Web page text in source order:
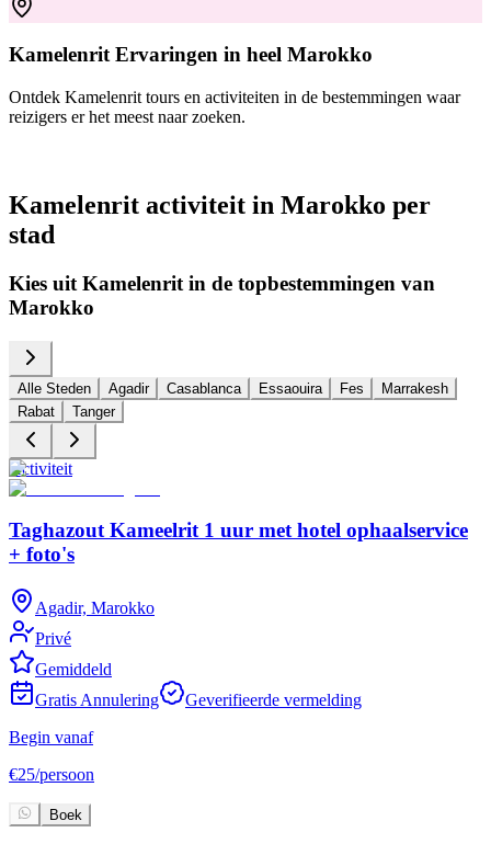
Kamelenrit Ervaringen in heel Marokko
Ontdek Kamelenrit tours en activiteiten in de bestemmingen waar
reizigers er het meest naar zoeken.
Kamelenrit activiteit in Marokko per
stad
Kies uit Kamelenrit in de topbestemmingen van
Marokko
Alle Steden Agadir Casablanca Essaouira Fes
Marrakesh
Rabat
Tanger
Activiteit
Taghazout Kameelrit 1 uur met hotel ophaalservice
+ foto's
Agadir, Marokko
Privé
Gemiddeld
Gratis Annulering
Geverifieerde vermelding
Begin vanaf
€25/persoon
Boek